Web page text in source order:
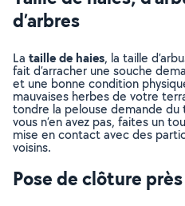
d’arbres
La taille de haies, la taille
fait d’arracher une souche
et une bonne condition
mauvaises herbes de votre
tondre la pelouse demande
vous n’en avez pas, faites un
mise en contact avec des
voisins.
Pose de clôture